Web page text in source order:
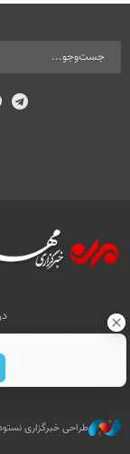
Creative Commons
طراحی خبرگزاری